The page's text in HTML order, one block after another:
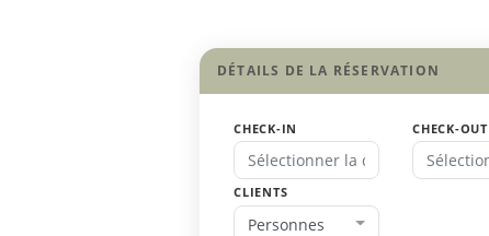
DÉTAILS DE LA RÉSERVATION
CHECK-IN CHECK-OUT
CLIENTS
Personnes